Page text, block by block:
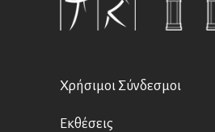
Χρήσιμοι Σύνδεσμοι
Εκθέσεις